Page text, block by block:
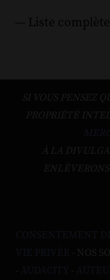
--- Liste complète